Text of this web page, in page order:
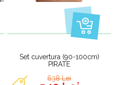
Set cuvertura (90-100cm)
PIRATE
638 Lei